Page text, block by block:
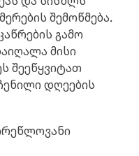
შემოწმება.
გამო
მისი
შეეწყვიტათ
დღეების